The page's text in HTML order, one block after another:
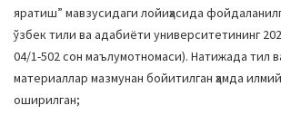
яратиш” мавзусидаги лойиҳасида
ўзбек тили ва адабиёти университетининг
04/1-502 сон маълумотномаси). Натижада тил
материаллар мазмунан бойитилган ҳамда
оширилган;